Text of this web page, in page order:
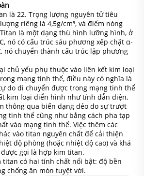
là 22. Trọng lượng nguyên tử tiêu
riêng là 4,5g/cm³, và điểm nóng
là một dạng thù hình lưỡng hình, ở
nó có cấu trúc sáu phương xếp chặt α-
nó chuyển thành cấu trúc lập phương
chủ yếu phụ thuộc vào liên kết kim loại
mạng tinh thể, điều này có nghĩa là
do di chuyển được trong mạng tinh thể
kim loại điển hình như tính dẫn điện,
thông qua biến dạng dẻo do sự trượt
tinh thể cũng như bằng cách pha tạp
vào mạng tinh thể. Việc thêm các
vào titan nguyên chất để cải thiện
độ phòng (hoặc nhiệt độ cao) và khả
gọi là hợp kim titan.
titan có hai tính chất nổi bật: độ bền
chống ăn mòn tuyệt vời.